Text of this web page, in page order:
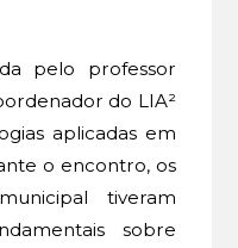
pelo professor
do LIA²
aplicadas em
o encontro, os
tiveram
sobre